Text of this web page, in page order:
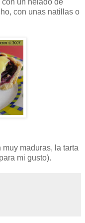
con un helado de
con unas natillas o
maduras, la tarta
mi gusto).